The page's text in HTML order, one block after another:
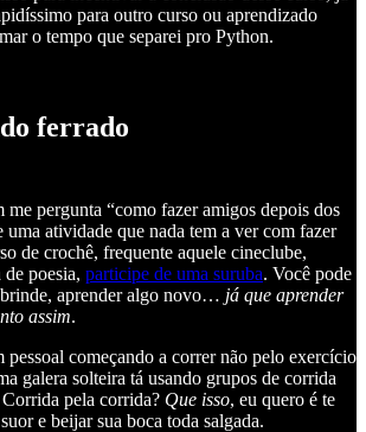
para outro curso ou aprendizado
o tempo que separei pro Python.
ferrado
me pergunta “como fazer amigos depois dos
uma atividade que nada tem a ver com fazer
de crochê, frequente aquele cineclube,
poesia, participe de uma suruba. Você pode
brinde, aprender algo novo… já que aprender
assim.
pessoal começando a correr não pelo exercício
galera solteira tá usando grupos de corrida
pela corrida? Que isso, eu quero é te
e beijar sua boca toda salgada.